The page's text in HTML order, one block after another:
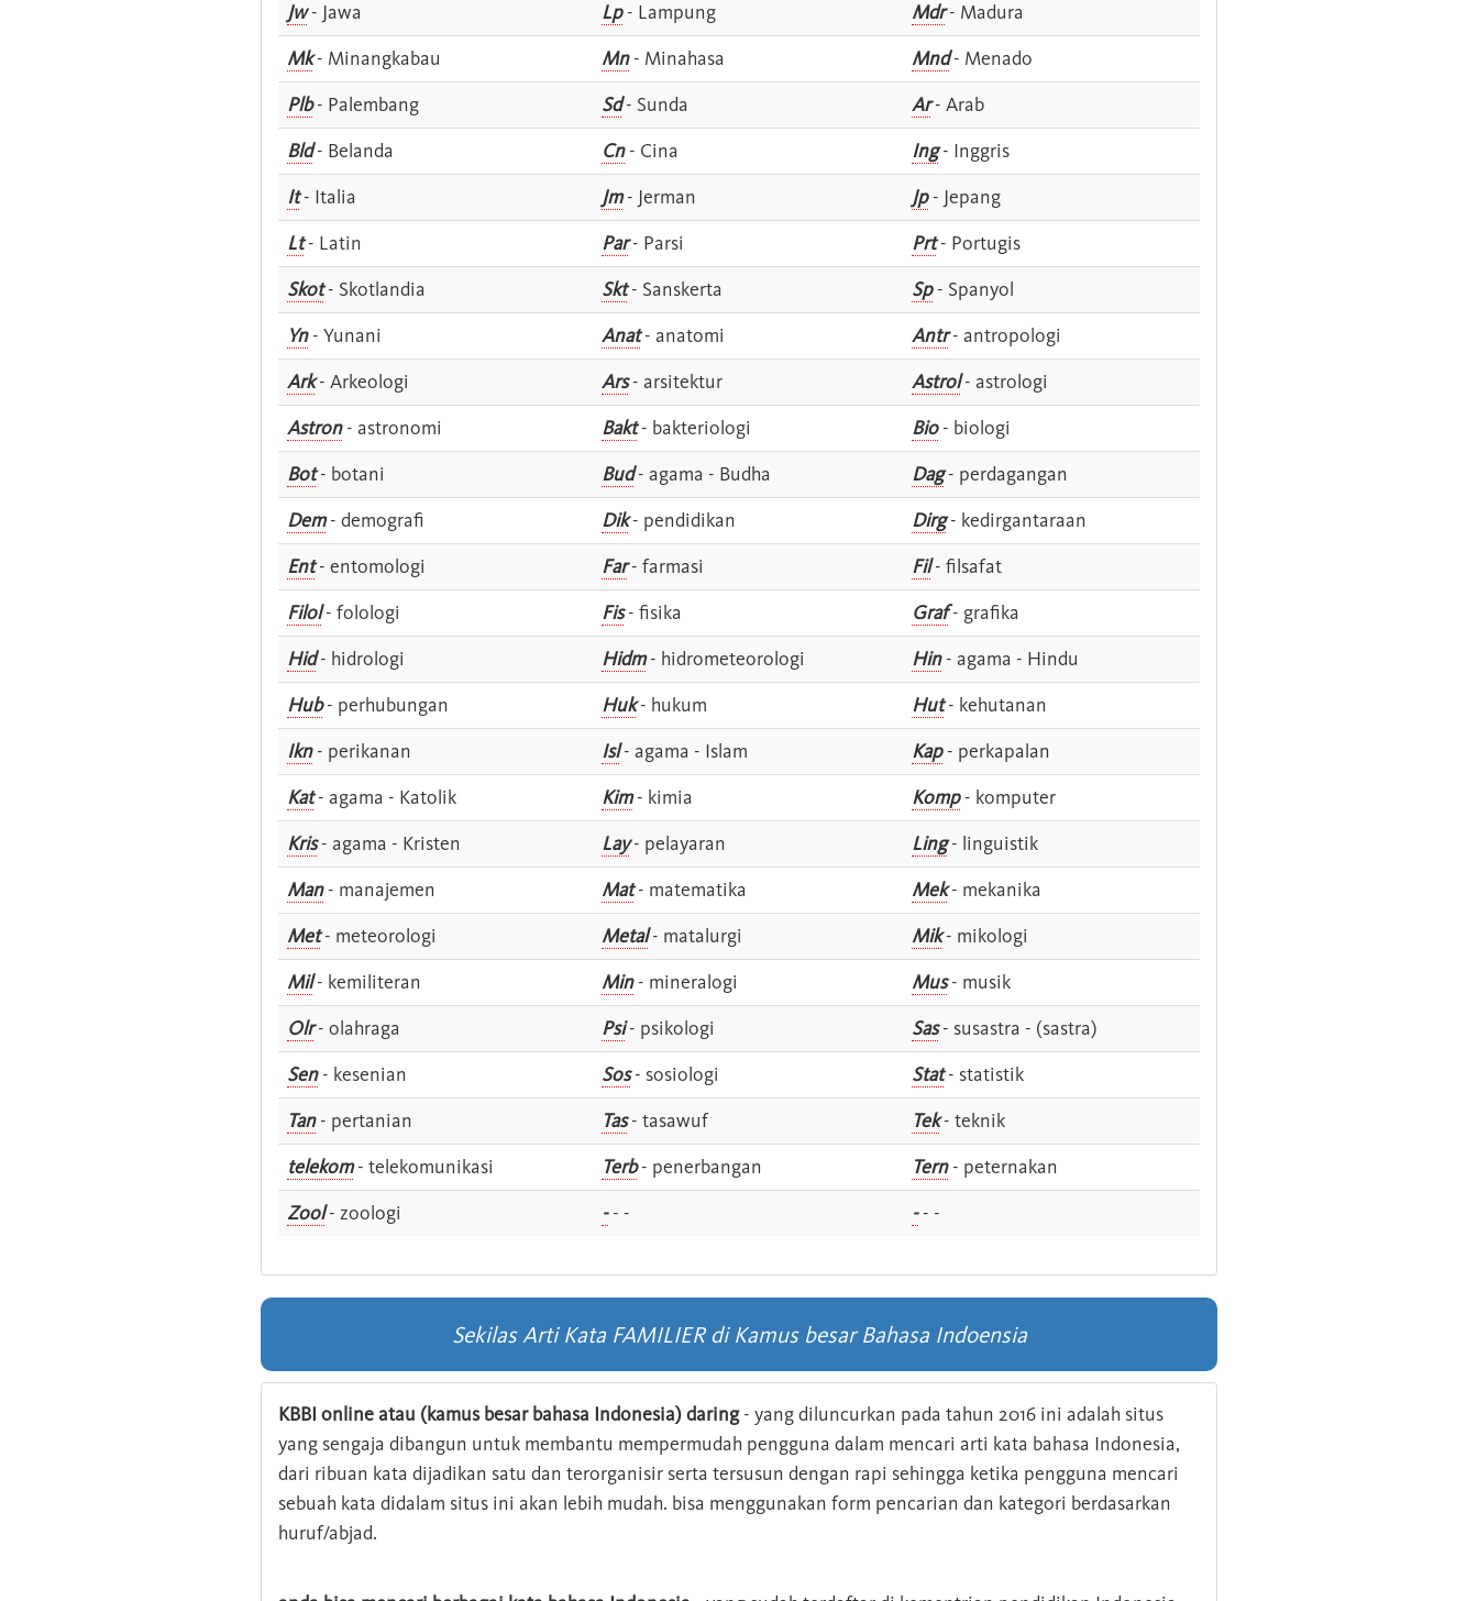
Jw- Jawa Lp- Lampung Mdr- Madura
Mk- Minangkabau Mn- Minahasa Mnd- Menado
Plb- Palembang Sd- Sunda Ar- Arab
Bld- Belanda Cn- Cina Ing- Inggris
It- Italia Jm- Jerman Jp- Jepang
Lt- Latin Par- Parsi Prt- Portugis
Skot- Skotlandia Skt- Sanskerta Sp- Spanyol
Yn- Yunani Anat- anatomi Antr- antropologi
Ark- Arkeologi Ars- arsitektur Astrol- astrologi
Astron- astronomi Bakt- bakteriologi Bio- biologi
Bot- botani Bud- agama - Budha Dag- perdagangan
Dem- demografi Dik- pendidikan Dirg- kedirgantaraan
Ent- entomologi Far- farmasi Fil- filsafat
Filol- folologi Fis- fisika Graf- grafika
Hid- hidrologi Hidm- hidrometeorologi Hin- agama - Hindu
Hub- perhubungan Huk- hukum Hut- kehutanan
Ikn- perikanan Isl- agama - Islam Kap- perkapalan
Kat- agama - Katolik Kim- kimia Komp- komputer
Kris- agama - Kristen Lay- pelayaran Ling- linguistik
Man- manajemen Mat- matematika Mek- mekanika
Met- meteorologi Metal- matalurgi Mik- mikologi
Mil- kemiliteran Min- mineralogi Mus- musik
Olr- olahraga Psi- psikologi Sas- susastra - (sastra)
Sen- kesenian Sos- sosiologi Stat- statistik
Tan- pertanian Tas- tasawuf Tek- teknik
telekom- telekomunikasi Terb- penerbangan Tern- peternakan
Zool- zoologi -- - -- -
Sekilas Arti Kata FAMILIER di Kamus besar Bahasa Indoensia
KBBI online atau (kamus besar bahasa Indonesia) daring- yang diluncurkan pada tahun 2016 ini adalah situs
yang sengaja dibangun untuk membantu mempermudah pengguna dalam mencari arti kata bahasa Indonesia,
dari ribuan kata dijadikan satu dan terorganisir serta tersusun dengan rapi sehingga ketika pengguna mencari
sebuah kata didalam situs ini akan lebih mudah. bisa menggunakan form pencarian dan kategori berdasarkan
huruf/abjad.